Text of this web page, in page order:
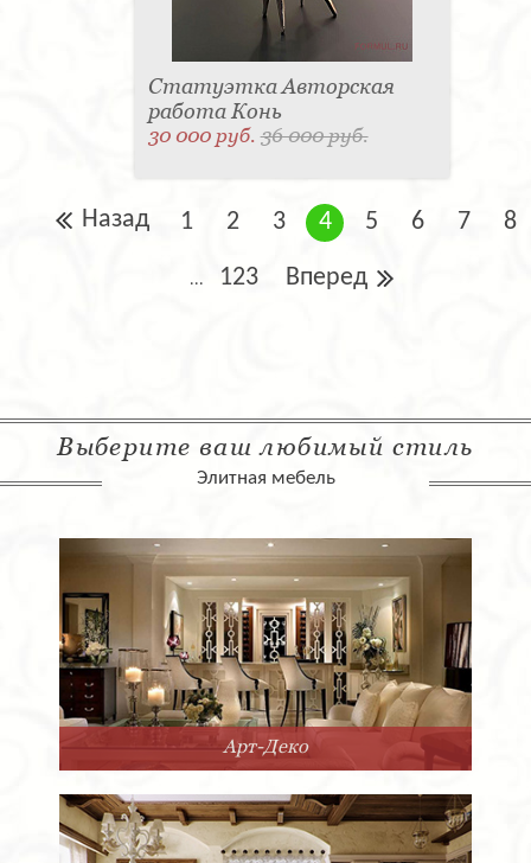
Статуэтка Авторская
работа Конь
30 000 руб.36 000 руб.
Назад 1 2 3 4 5 6 7 8
... 123 Вперед
Выберите ваш любимый стиль
Элитная мебель
Арт-Деко